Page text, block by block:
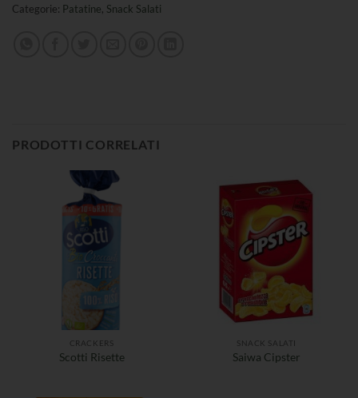
Categorie: Patatine, Snack Salati
PRODOTTI CORRELATI
CRACKERS
Scotti Risette
SNACK SALATI
Saiwa Cipster